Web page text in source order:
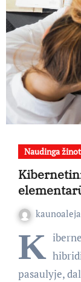
Naudinga
K
pasaulyje,